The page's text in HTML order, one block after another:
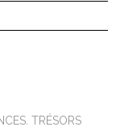
TRÉSORS